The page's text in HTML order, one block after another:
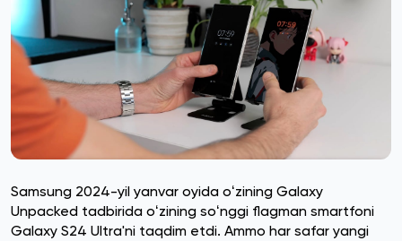
Samsung 2024-yil yanvar oyida oʻzining Galaxy
Unpacked tadbirida oʻzining soʻnggi flagman smartfoni
Galaxy S24 Ultra'ni taqdim etdi. Ammo har safar yangi